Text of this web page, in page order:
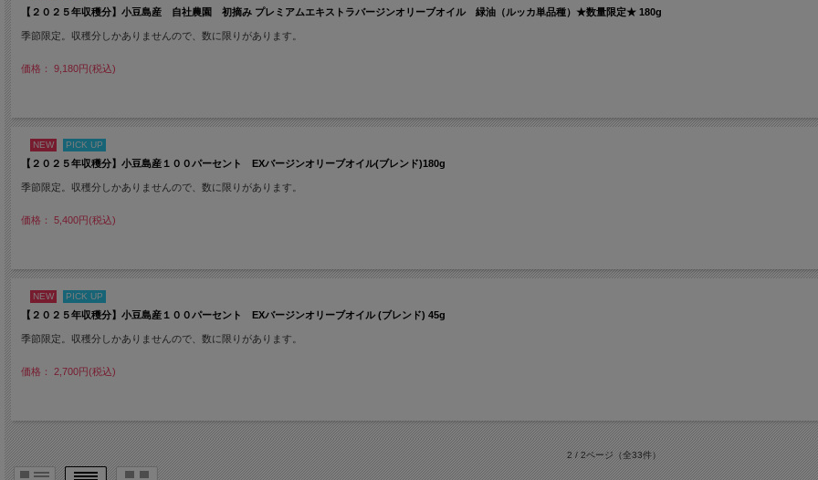
【２０２５年収穫分】小豆島産 自社農園 初摘み プレミアムエキストラバージンオリーブオイル 緑油（ルッカ単品種）★数量限定★ 180g
季節限定。収穫分しかありませんので、数に限りがあります。
価格： 9,180円(税込)
NEW PICK UP
【２０２５年収穫分】小豆島産１００パーセント EXバージンオリーブオイル(ブレンド)180g
季節限定。収穫分しかありませんので、数に限りがあります。
価格： 5,400円(税込)
NEW PICK UP
【２０２５年収穫分】小豆島産１００パーセント EXバージンオリーブオイル (ブレンド) 45g
季節限定。収穫分しかありませんので、数に限りがあります。
価格： 2,700円(税込)
2 / 2ページ（全33件）